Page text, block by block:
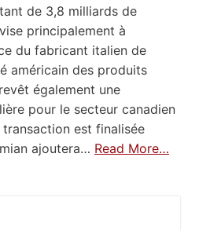
de 3,8 milliards de
principalement à
du fabricant italien de
américain des produits
également une
pour le secteur canadien
transaction est finalisée
ajoutera… Read More…